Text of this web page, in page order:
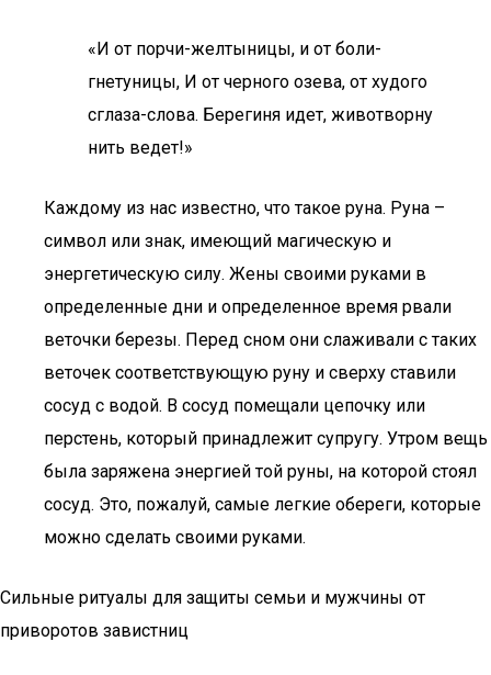
«И от порчи-желтыницы, и от боли-
гнетуницы, И от черного озева, от худого
сглаза-слова. Берегиня идет, животворну
нить ведет!»
Каждому из нас известно, что такое руна. Руна –
символ или знак, имеющий магическую и
энергетическую силу. Жены своими руками в
определенные дни и определенное время рвали
веточки березы. Перед сном они слаживали с таких
веточек соответствующую руну и сверху ставили
сосуд с водой. В сосуд помещали цепочку или
перстень, который принадлежит супругу. Утром вещь
была заряжена энергией той руны, на которой стоял
сосуд. Это, пожалуй, самые легкие обереги, которые
можно сделать своими руками.
Сильные ритуалы для защиты семьи и мужчины от
приворотов завистниц